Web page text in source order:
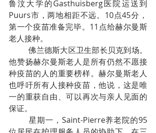
鲁汶大学的Gasthuisberg医院运送到
Puurs市，两地相距不远。10点45分，
第一个疫苗准备完毕。11点给赫尔曼斯
老人接种。
佛兰德斯大区卫生部长贝克到场。
他赞扬赫尔曼斯老人是所有仍然不愿接
种疫苗的人的重要榜样。赫尔曼斯老人
也呼吁所有人接种疫苗，他说，这是唯
一的重获自由、可以再次与亲人见面的
保证。
星期一，Saint-Pierre养老院的95